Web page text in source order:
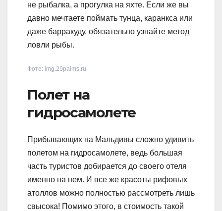
не рыбалка, а прогулка на яхте. Если же вы
давно мечтаете поймать тунца, каранкса или
даже барракуду, обязательно узнайте метод
ловли рыбы.
Фото: img.29palms.ru
Полет на
гидросамолете
Прибывающих на Мальдивы сложно удивить
полетом на гидросамолете, ведь большая
часть туристов добирается до своего отеля
именно на нем. И все же красоты рифовых
атоллов можно полностью рассмотреть лишь
свысока! Помимо этого, в стоимость такой